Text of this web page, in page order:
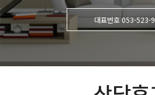
대표번호 053-523-